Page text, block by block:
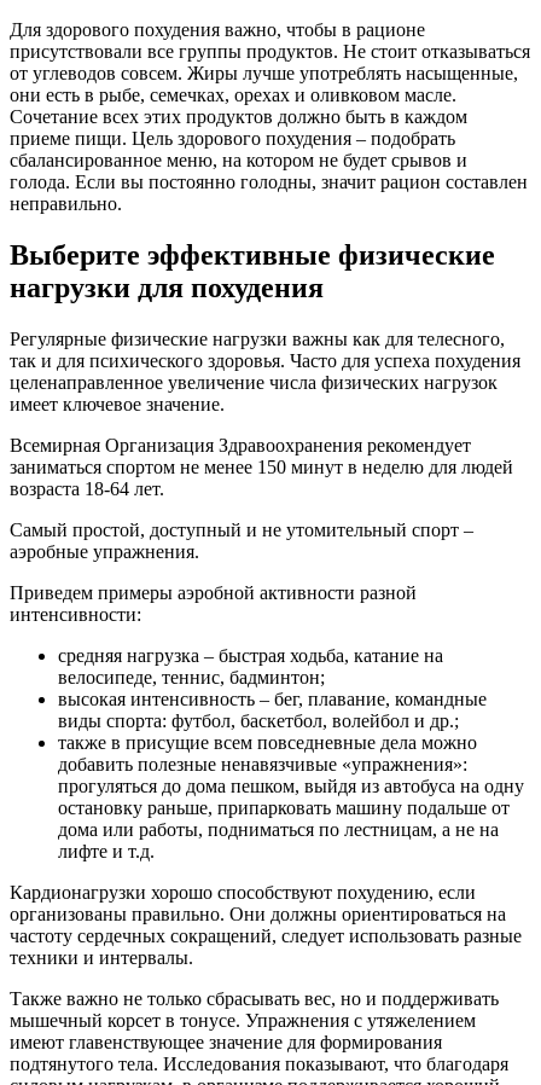
Для здорового похудения важно, чтобы в рационе
присутствовали все группы продуктов. Не стоит отказываться
от углеводов совсем. Жиры лучше употреблять насыщенные,
они есть в рыбе, семечках, орехах и оливковом масле.
Сочетание всех этих продуктов должно быть в каждом
приеме пищи. Цель здорового похудения – подобрать
сбалансированное меню, на котором не будет срывов и
голода. Если вы постоянно голодны, значит рацион составлен
неправильно.
Выберите эффективные физические
нагрузки для похудения
Регулярные физические нагрузки важны как для телесного,
так и для психического здоровья. Часто для успеха похудения
целенаправленное увеличение числа физических нагрузок
имеет ключевое значение.
Всемирная Организация Здравоохранения рекомендует
заниматься спортом не менее 150 минут в неделю для людей
возраста 18-64 лет.
Самый простой, доступный и не утомительный спорт –
аэробные упражнения.
Приведем примеры аэробной активности разной
интенсивности:
средняя нагрузка – быстрая ходьба, катание на
велосипеде, теннис, бадминтон;
высокая интенсивность – бег, плавание, командные
виды спорта: футбол, баскетбол, волейбол и др.;
также в присущие всем повседневные дела можно
добавить полезные ненавязчивые «упражнения»:
прогуляться до дома пешком, выйдя из автобуса на одну
остановку раньше, припарковать машину подальше от
дома или работы, подниматься по лестницам, а не на
лифте и т.д.
Кардионагрузки хорошо способствуют похудению, если
организованы правильно. Они должны ориентироваться на
частоту сердечных сокращений, следует использовать разные
техники и интервалы.
Также важно не только сбрасывать вес, но и поддерживать
мышечный корсет в тонусе. Упражнения с утяжелением
имеют главенствующее значение для формирования
подтянутого тела. Исследования показывают, что благодаря